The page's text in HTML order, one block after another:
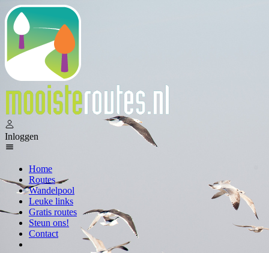
Inloggen
Home
Routes
Wandelpool
Leuke links
Gratis routes
Steun ons!
Contact